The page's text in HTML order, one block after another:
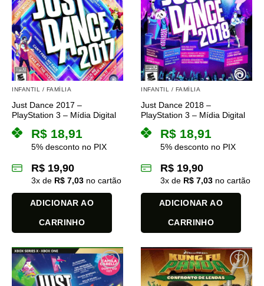
variantes.
As
opções
podem
ser
escolhidas
na
página
do
produto
INFANTIL / FAMÍLIA
Just Dance 2017 –
PlayStation 3 – Mídia Digital
R$ 18,91
5% desconto no PIX
R$ 19,90
3x de R$ 7,03 no cartão
ADICIONAR AO
CARRINHO
INFANTIL / FAMÍLIA
Just Dance 2018 –
PlayStation 3 – Mídia Digital
R$ 18,91
5% desconto no PIX
R$ 19,90
3x de R$ 7,03 no cartão
ADICIONAR AO
CARRINHO